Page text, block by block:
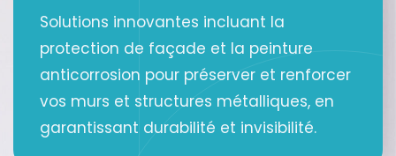
Solutions innovantes incluant la
protection de façade et la peinture
anticorrosion pour préserver et renforcer
vos murs et structures métalliques, en
garantissant durabilité et invisibilité.